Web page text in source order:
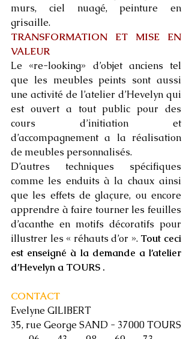
murs, ciel nuagé, peinture en
grisaille.
TRANSFORMATION ET MISE EN
VALEUR
Le «re-looking» d’objet anciens tel
que les meubles peints sont aussi
une activité de l’atelier d’Hevelyn qui
est ouvert a tout public pour des
cours d’initiation et
d’accompagnement a la réalisation
de meubles personnalisés.
D’autres techniques spécifiques
comme les enduits à la chaux ainsi
que les effets de glaçure, ou encore
apprendre à faire tourner les feuilles
d’acanthe en motifs décoratifs pour
illustrer les « réhauts d’or ». Tout ceci
est enseigné à la demande a l’atelier
d’Hevelyn a TOURS .
CONTACT
Evelyne GILIBERT
35, rue George SAND - 37000 TOURS